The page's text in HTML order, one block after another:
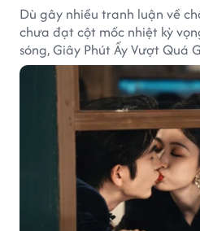
Dù gây nhiều tranh luận về
chưa đạt cột mốc nhiệt kỳ
sóng, Giây Phút Ấy Vượt Quá
hiện tượng ở khía cạnh